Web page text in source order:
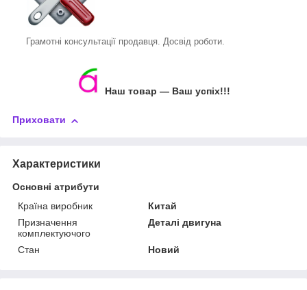
Грамотні консультації продавця. Досвід роботи.
Наш товар ― Ваш успіх!!!
Приховати
Характеристики
Основні атрибути
Країна виробник
Китай
Призначення
комплектуючого
Деталі двигуна
Стан Новий